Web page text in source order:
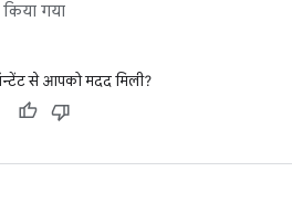
यूज़र इंटरफ़ेस (यूआई), और स्टेट
गया
से आपको मदद मिली?